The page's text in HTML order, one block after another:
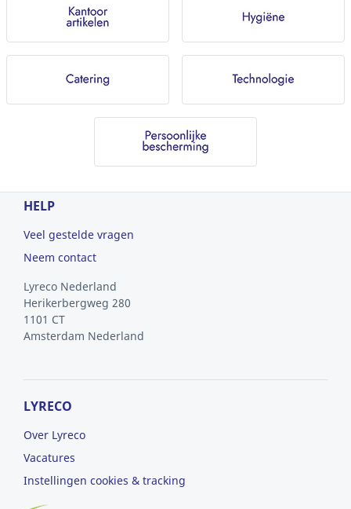
HELP
Veel gestelde vragen
Neem contact
Lyreco Nederland
Herikerbergweg 280
1101 CT
Amsterdam Nederland
LYRECO
Over Lyreco
Vacatures
Instellingen cookies & tracking